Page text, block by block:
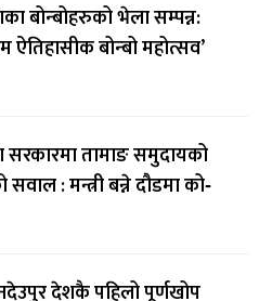
बोन्बोहरुको भेला सम्पन्न:
ऐतिहासीक बोन्बो महोत्सव’
सरकारमा तामाङ समुदायको
सवाल : मन्त्री बन्ने दौडमा को‐
देशकै पहिलो पूर्णखोप